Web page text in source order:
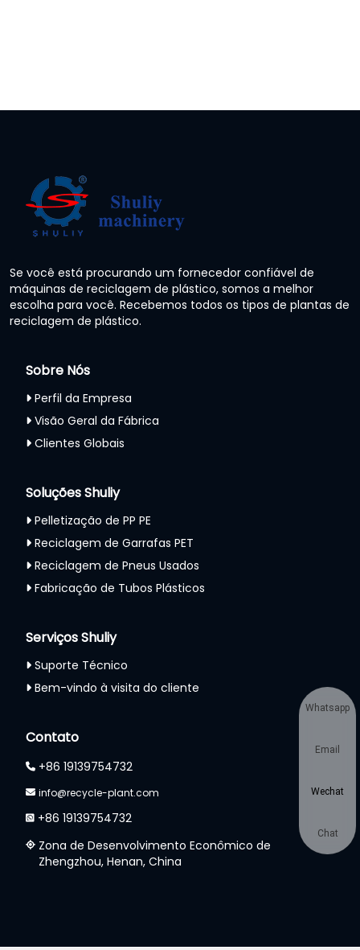
Se você está procurando um fornecedor confiável de
máquinas de reciclagem de plástico, somos a melhor
escolha para você. Recebemos todos os tipos de plantas de
reciclagem de plástico.
Sobre Nós
Perfil da Empresa
Visão Geral da Fábrica
Clientes Globais
Soluções Shuliy
Pelletização de PP PE
Reciclagem de Garrafas PET
Reciclagem de Pneus Usados
Fabricação de Tubos Plásticos
Serviços Shuliy
Suporte Técnico
Bem-vindo à visita do cliente
Contato
+86 19139754732
info@recycle-plant.com
+86 19139754732
Zona de Desenvolvimento Econômico de
Zhengzhou, Henan, China
Whatsapp
Email
Wechat
Chat